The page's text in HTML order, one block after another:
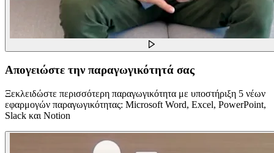
Απογειώστε την παραγωγικότητά σας
Ξεκλειδώστε περισσότερη παραγωγικότητα με υποστήριξη 5 νέων
εφαρμογών παραγωγικότητας: Microsoft Word, Excel, PowerPoint,
Slack και Notion